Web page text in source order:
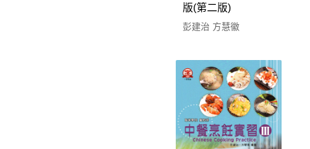
版(第二版)
彭建治 方慧徽